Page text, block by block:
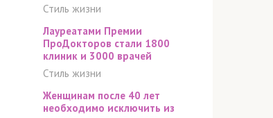
Стиль жизни
Лауреатами Премии
ПроДокторов стали 1800
клиник и 3000 врачей
Стиль жизни
Женщинам после 40 лет
необходимо исключить из